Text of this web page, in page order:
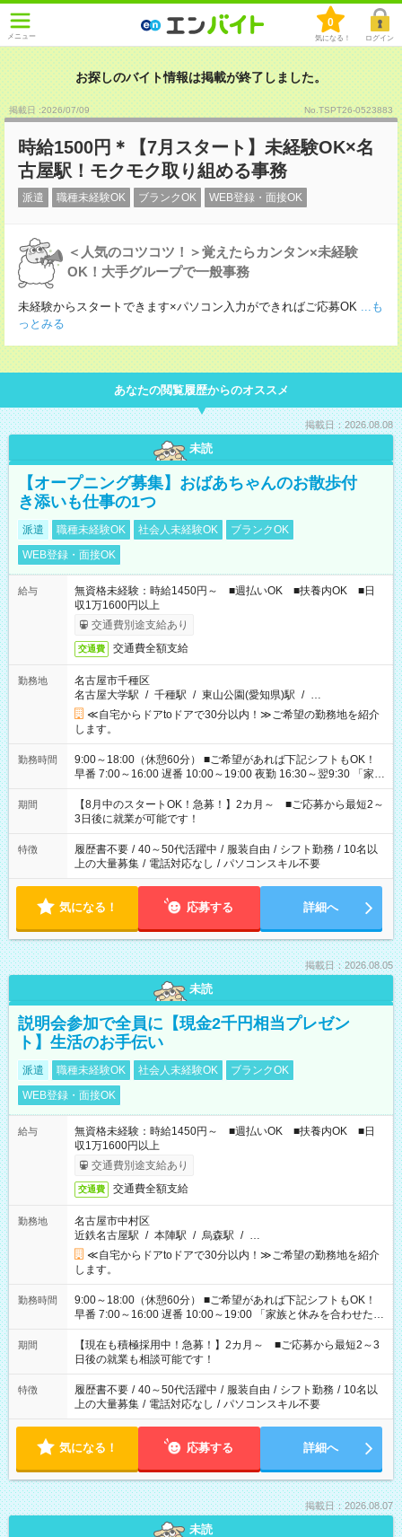
メニュー
0
気になる！ ログイン
お探しのバイト情報は掲載が終了しました。
掲載日 :2026/07/09 No.TSPT26-0523883
時給1500円＊【7月スタート】未経験OK×名
古屋駅！モクモク取り組める事務
派遣 職種未経験OK ブランクOK WEB登録・面接OK
＜人気のコツコツ！＞覚えたらカンタン×未経験
OK！大手グループで一般事務
未経験からスタートできます×パソコン入力ができればご応募OK ...も
っとみる
あなたの閲覧履歴からのオススメ
掲載日：2026.08.08
未読
【オープニング募集】おばあちゃんのお散歩付
き添いも仕事の1つ
派遣 職種未経験OK 社会人未経験OK
ブランクOK
WEB登録・面接OK
給与
無資格未経験：時給1450円～ ■週払いOK ■扶養内OK ■日
収1万1600円以上
交通費別途支給あり
交通費 交通費全額支給
勤務地
名古屋市千種区
名古屋大学駅 / 千種駅 / 東山公園(愛知県)駅 / …
≪自宅からドアtoドアで30分以内！≫ご希望の勤務地を紹介
します。
勤務時間
9:00～18:00（休憩60分） ■ご希望があれば下記シフトもOK！
早番 7:00～16:00 遅番 10:00～19:00 夜勤 16:30～翌9:30 「家族
と休みを合わせたい」 「余裕を持って夕飯の準備がしたい」
「できれば残業はしたくない」 など、ご希望を教えてください
ね。 ※Wワーク希望の方へ 今ご覧のお仕事で希望する勤務時間
と、もう1つのお仕事の勤務時間。 合計で週40時間を超える場
合は応募できません。
期間
【8月中のスタートOK！急募！】2カ月～ ■ご応募から最短2～
3日後に就業が可能です！
特徴 履歴書不要 / 40～50代活躍中 / 服装自由 / シフト勤務 / 10名以
上の大量募集 / 電話対応なし / パソコンスキル不要
気になる！ 応募する 詳細へ
掲載日：2026.08.05
未読
説明会参加で全員に【現金2千円相当プレゼン
ト】生活のお手伝い
派遣 職種未経験OK 社会人未経験OK
ブランクOK
WEB登録・面接OK
給与
無資格未経験：時給1450円～ ■週払いOK ■扶養内OK ■日
収1万1600円以上
交通費別途支給あり
交通費 交通費全額支給
勤務地
名古屋市中村区
近鉄名古屋駅 / 本陣駅 / 烏森駅 / …
≪自宅からドアtoドアで30分以内！≫ご希望の勤務地を紹介
します。
勤務時間
9:00～18:00（休憩60分） ■ご希望があれば下記シフトもOK！
早番 7:00～16:00 遅番 10:00～19:00 「家族と休みを合わせた
い」 「余裕を持って夕飯の準備がしたい」 「できれば残業はし
たくない」 など、ご希望を教えてくださいね。 ※Wワーク希望
の方へ 今ご覧のお仕事で希望する勤務時間と、もう1つのお仕事
の勤務時間。 合計で週40時間を超える場合は応募できません。
期間
【現在も積極採用中！急募！】2カ月～ ■ご応募から最短2～3
日後の就業も相談可能です！
特徴 履歴書不要 / 40～50代活躍中 / 服装自由 / シフト勤務 / 10名以
上の大量募集 / 電話対応なし / パソコンスキル不要
気になる！ 応募する 詳細へ
掲載日：2026.08.07
未読